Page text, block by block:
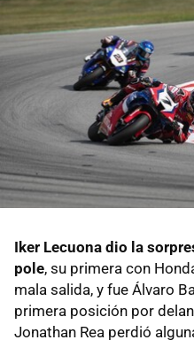
Iker Lecuona dio la
pole, su primera con
mala salida, y fue Álvaro
primera posición por
Jonathan Rea perdió